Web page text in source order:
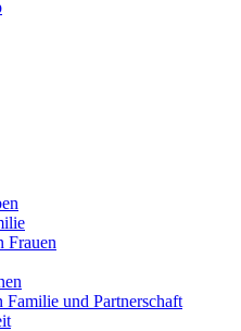
Frauen
und Partnerschaft